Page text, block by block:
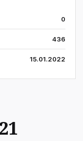
0
436
15.01.2022